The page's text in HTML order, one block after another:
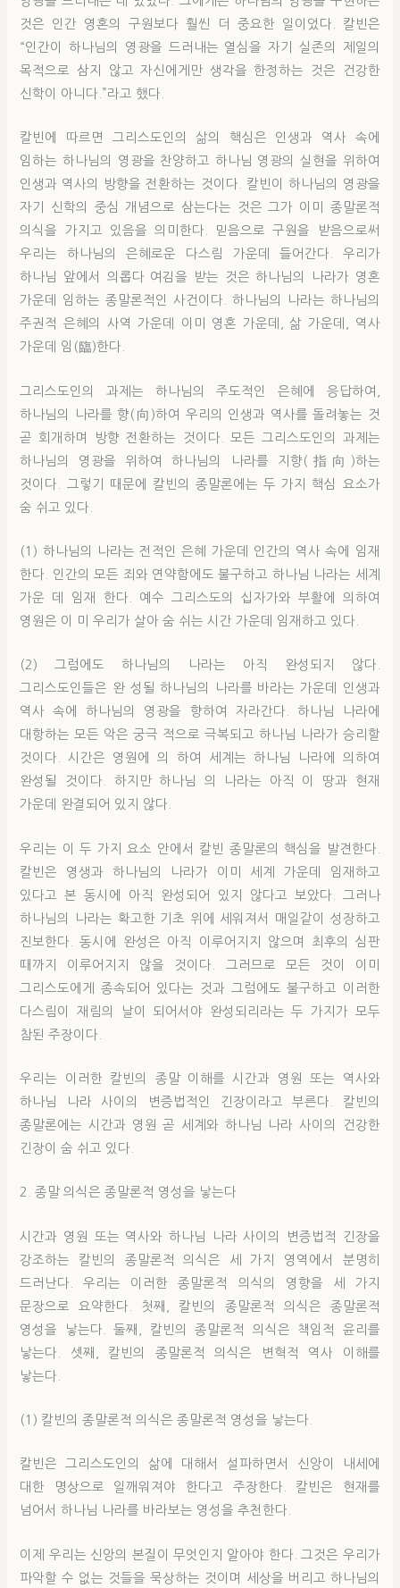
것은 인간 영혼의 구원보다 훨씬 더 중요한 일이었다. 칼빈은
“인간이 하나님의 영광을 드러내는 열심을 자기 실존의 제일의
목적으로 삼지 않고 자신에게만 생각을 한정하는 것은 건강한
신학이 아니다.”라고 했다.
칼빈에 따르면 그리스도인의 삶의 핵심은 인생과 역사 속에
임하는 하나님의 영광을 찬양하고 하나님 영광의 실현을 위하여
인생과 역사의 방향을 전환하는 것이다. 칼빈이 하나님의 영광을
자기 신학의 중심 개념으로 삼는다는 것은 그가 이미 종말론적
의식을 가지고 있음을 의미한다. 믿음으로 구원을 받음으로써
우리는 하나님의 은혜로운 다스림 가운데 들어간다. 우리가
하나님 앞에서 의롭다 여김을 받는 것은 하나님의 나라가 영혼
가운데 임하는 종말론적인 사건이다. 하나님의 나라는 하나님의
주권적 은혜의 사역 가운데 이미 영혼 가운데, 삶 가운데, 역사
가운데 임(臨)한다.
그리스도인의 과제는 하나님의 주도적인 은혜에 응답하여,
하나님의 나라를 향(向)하여 우리의 인생과 역사를 돌려놓는 것
곧 회개하며 방향 전환하는 것이다. 모든 그리스도인의 과제는
하나님의 영광을 위하여 하나님의 나라를 지향(指向)하는
것이다. 그렇기 때문에 칼빈의 종말론에는 두 가지 핵심 요소가
숨 쉬고 있다.
(1) 하나님의 나라는 전적인 은혜 가운데 인간의 역사 속에 임재
한다. 인간의 모든 죄와 연약함에도 불구하고 하나님 나라는 세계
가운 데 임재 한다. 예수 그리스도의 십자가와 부활에 의하여
영원은 이 미 우리가 살아 숨 쉬는 시간 가운데 임재하고 있다.
(2) 그럼에도 하나님의 나라는 아직 완성되지 않다.
그리스도인들은 완 성될 하나님의 나라를 바라는 가운데 인생과
역사 속에 하나님의 영광을 향하여 자라간다. 하나님 나라에
대항하는 모든 악은 궁극 적으로 극복되고 하나님 나라가 승리할
것이다. 시간은 영원에 의 하여 세계는 하나님 나라에 의하여
완성될 것이다. 하지만 하나님 의 나라는 아직 이 땅과 현재
가운데 완결되어 있지 않다.
우리는 이 두 가지 요소 안에서 칼빈 종말론의 핵심을 발견한다.
칼빈은 영생과 하나님의 나라가 이미 세계 가운데 임재하고
있다고 본 동시에 아직 완성되어 있지 않다고 보았다. 그러나
하나님의 나라는 확고한 기초 위에 세워져서 매일같이 성장하고
진보한다. 동시에 완성은 아직 이루어지지 않으며 최후의 심판
때까지 이루어지지 않을 것이다. 그러므로 모든 것이 이미
그리스도에게 종속되어 있다는 것과 그럼에도 불구하고 이러한
다스림이 재림의 날이 되어서야 완성되리라는 두 가지가 모두
참된 주장이다.
우리는 이러한 칼빈의 종말 이해를 시간과 영원 또는 역사와
하나님 나라 사이의 변증법적인 긴장이라고 부른다. 칼빈의
종말론에는 시간과 영원 곧 세계와 하나님 나라 사이의 건강한
긴장이 숨 쉬고 있다.
2. 종말 의식은 종말론적 영성을 낳는다
시간과 영원 또는 역사와 하나님 나라 사이의 변증법적 긴장을
강조하는 칼빈의 종말론적 의식은 세 가지 영역에서 분명히
드러난다. 우리는 이러한 종말론적 의식의 영향을 세 가지
문장으로 요약한다. 첫째, 칼빈의 종말론적 의식은 종말론적
영성을 낳는다. 둘째, 칼빈의 종말론적 의식은 책임적 윤리를
낳는다. 셋째, 칼빈의 종말론적 의식은 변혁적 역사 이해를
낳는다.
(1) 칼빈의 종말론적 의식은 종말론적 영성을 낳는다.
칼빈은 그리스도인의 삶에 대해서 설파하면서 신앙이 내세에
대한 명상으로 일깨워져야 한다고 주장한다. 칼빈은 현재를
넘어서 하나님 나라를 바라보는 영성을 추천한다.
이제 우리는 신앙의 본질이 무엇인지 알아야 한다. 그것은 우리가
파악할 수 없는 것들을 묵상하는 것이며 세상을 버리고 하나님의